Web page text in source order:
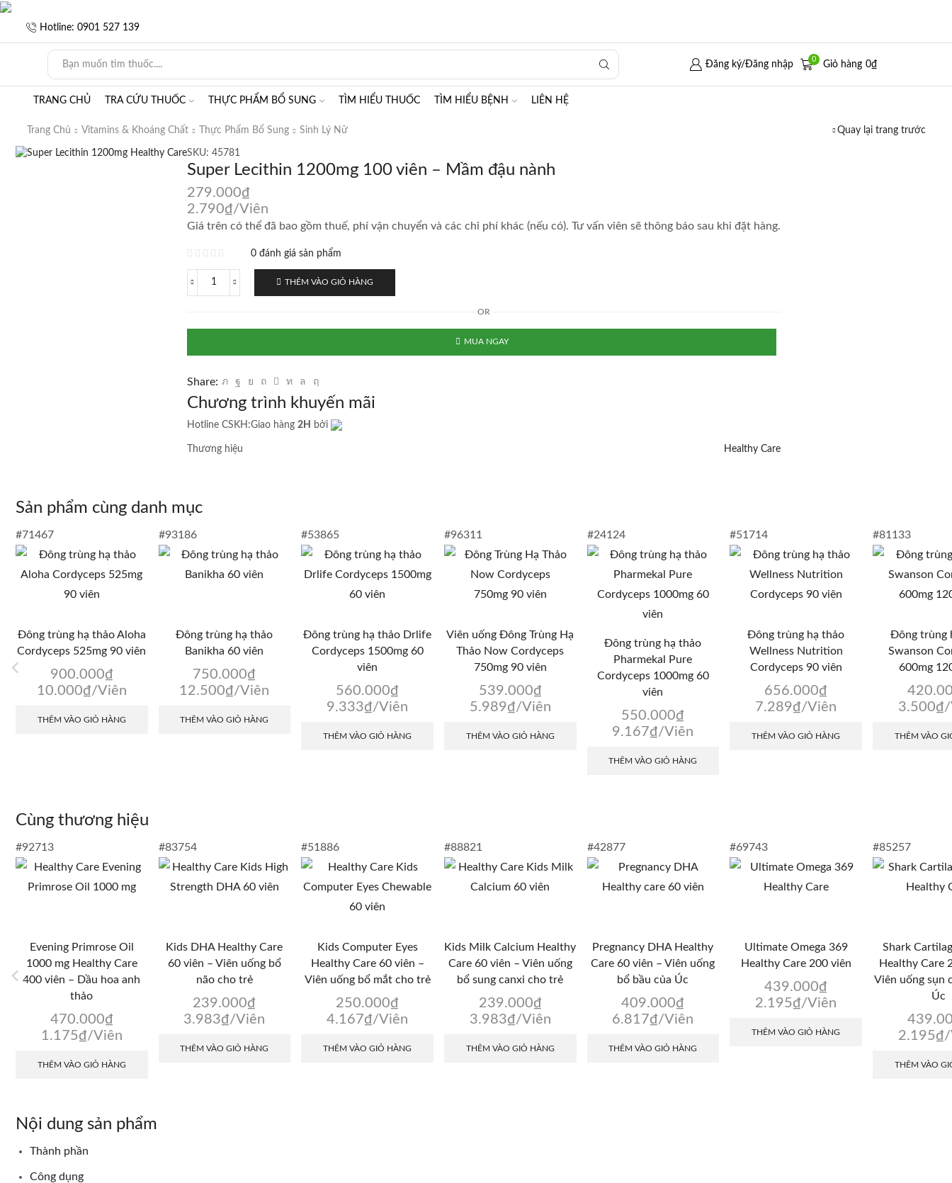
Hotline: 0901 527 139
input
Đăng ký/Đăng nhập
0
Giỏ hàng 0₫
TRANG CHỦ TRA CỨU THUỐC THỰC PHẨM BỔ SUNG TÌM HIỂU THUỐC TÌM HIỂU BỆNH LIÊN HỆ
Trang Chủ Vitamins & Khoáng Chất Thực Phẩm Bổ Sung Sinh Lý Nữ Quay lại trang trước
SKU: 45781
Super Lecithin 1200mg 100 viên – Mầm đậu nành
279.000₫
2.790₫/Viên
Giá trên có thể đã bao gồm thuế, phí vận chuyển và các chi phí khác (nếu có). Tư vấn viên sẽ thông báo sau khi đặt hàng.
0 đánh giá sản phẩm
100
đậu
nành
lượng
THÊM VÀO GIỎ HÀNG
OR
MUA NGAY
Share:
Chương trình khuyến mãi
Hotline CSKH:Giao hàng 2H bởi
Thương hiệu Healthy Care
Sản phẩm cùng danh mục
#71467
Đông trùng hạ thảo Aloha
Cordyceps 525mg 90 viên
900.000₫
10.000₫/Viên
THÊM VÀO GIỎ HÀNG
#93186
Đông trùng hạ thảo
Banikha 60 viên
750.000₫
12.500₫/Viên
THÊM VÀO GIỎ HÀNG
#53865
Đông trùng hạ thảo Drlife
Cordyceps 1500mg 60
viên
560.000₫
9.333₫/Viên
THÊM VÀO GIỎ HÀNG
#96311
Viên uống Đông Trùng Hạ
Thảo Now Cordyceps
750mg 90 viên
539.000₫
5.989₫/Viên
THÊM VÀO GIỎ HÀNG
#24124
Đông trùng hạ thảo
Pharmekal Pure
Cordyceps 1000mg 60
viên
550.000₫
9.167₫/Viên
THÊM VÀO GIỎ HÀNG
#51714
Đông trùng hạ thảo
Wellness Nutrition
Cordyceps 90 viên
656.000₫
7.289₫/Viên
THÊM VÀO GIỎ HÀNG
#81133
Đông trùng
Swanson
600mg
3.500₫/
THÊM VÀO
Cùng thương hiệu
#92713
Evening Primrose Oil
1000 mg Healthy Care
400 viên – Dầu hoa anh
thảo
470.000₫
1.175₫/Viên
THÊM VÀO GIỎ HÀNG
#83754
Kids DHA Healthy Care
60 viên – Viên uống bổ
não cho trẻ
239.000₫
3.983₫/Viên
THÊM VÀO GIỎ HÀNG
#51886
Kids Computer Eyes
Healthy Care 60 viên –
Viên uống bổ mắt cho trẻ
250.000₫
4.167₫/Viên
THÊM VÀO GIỎ HÀNG
#88821
Kids Milk Calcium Healthy
Care 60 viên – Viên uống
bổ sung canxi cho trẻ
239.000₫
3.983₫/Viên
THÊM VÀO GIỎ HÀNG
#42877
Pregnancy DHA Healthy
Care 60 viên – Viên uống
bổ bầu của Úc
409.000₫
6.817₫/Viên
THÊM VÀO GIỎ HÀNG
#69743
Ultimate Omega 369
Healthy Care 200 viên
439.000₫
2.195₫/Viên
THÊM VÀO GIỎ HÀNG
#85257
Shark
Healthy Care
Viên uống sụn
Úc
2.195₫/
THÊM VÀO
Nội dung sản phẩm
Thành phần
Công dụng